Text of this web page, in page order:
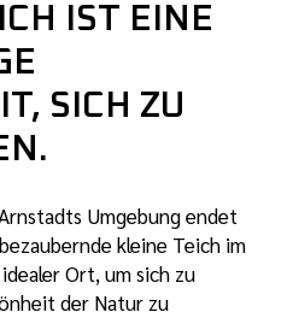
IST EINE
M
SICH ZU E
Umgebung endet
kleine Teich im
Ort, um sich zu
der Natur zu